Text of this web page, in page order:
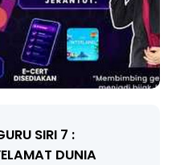
LENSA